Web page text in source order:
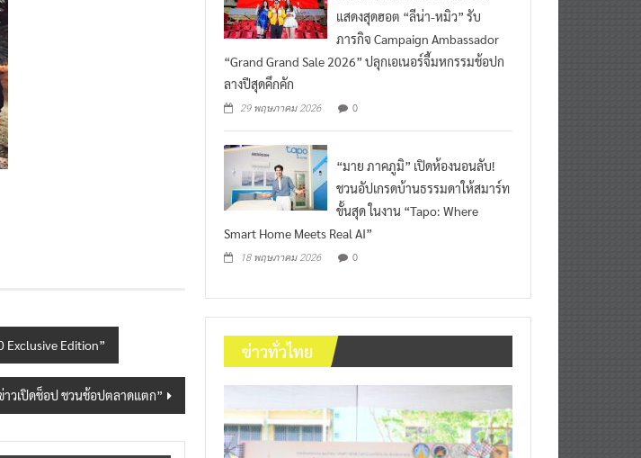
Exclusive Edition”
าวเปิดช็อป ชวนช้อปตลาดแตก”
แสดงสุดฮอต “ลีน่า-หมิว” รับ
ภารกิจ Campaign Ambassador
“Grand Grand Sale 2026” ปลุกเอเนอร์จี้มหกรรมช้อปก
ลางปีสุดคึกคัก
29 พฤษภาคม 2026 0
“มาย ภาคภูมิ” เปิดห้องนอนลับ!
ชวนอัปเกรดบ้านธรรมดาให้สมาร์ท
ขั้นสุด ในงาน “Tapo: Where
Smart Home Meets Real AI”
18 พฤษภาคม 2026 0
ข่าวทั่วไทย